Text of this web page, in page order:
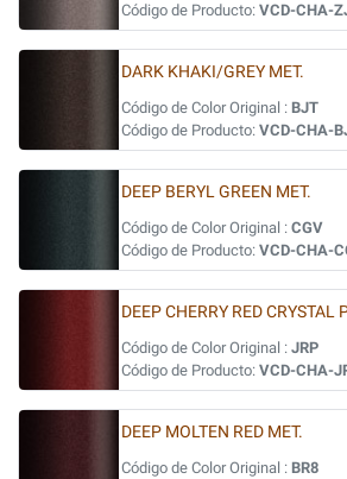
Código de Producto: VCD-CHA-
DARK KHAKI/GREY MET.
Código de Color Original : BJT
Código de Producto: VCD-CHA-
DEEP BERYL GREEN MET.
Código de Color Original : CGV
Código de Producto: VCD-CHA-
DEEP CHERRY RED CRYSTAL
Código de Color Original : JRP
Código de Producto: VCD-CHA-
DEEP MOLTEN RED MET.
Código de Color Original : BR8